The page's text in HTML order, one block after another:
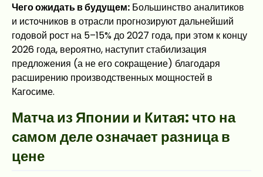
Чего ожидать в будущем: Большинство аналитиков
и источников в отрасли прогнозируют дальнейший
годовой рост на 5–15% до 2027 года, при этом к концу
2026 года, вероятно, наступит стабилизация
предложения (а не его сокращение) благодаря
расширению производственных мощностей в
Кагосиме.
Матча из Японии и Китая: что на
самом деле означает разница в
цене